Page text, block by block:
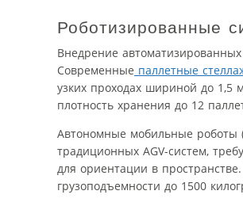
Роботизированные
Внедрение
Современные паллетные
узких проходах шириной до 1,5
плотность хранения до 12
Автономные мобильные роботы
традиционных AGV-систем,
для ориентации в
грузоподъемности до 1500